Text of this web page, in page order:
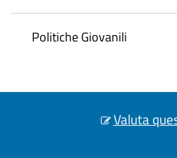
Politiche Giovanili
Valuta